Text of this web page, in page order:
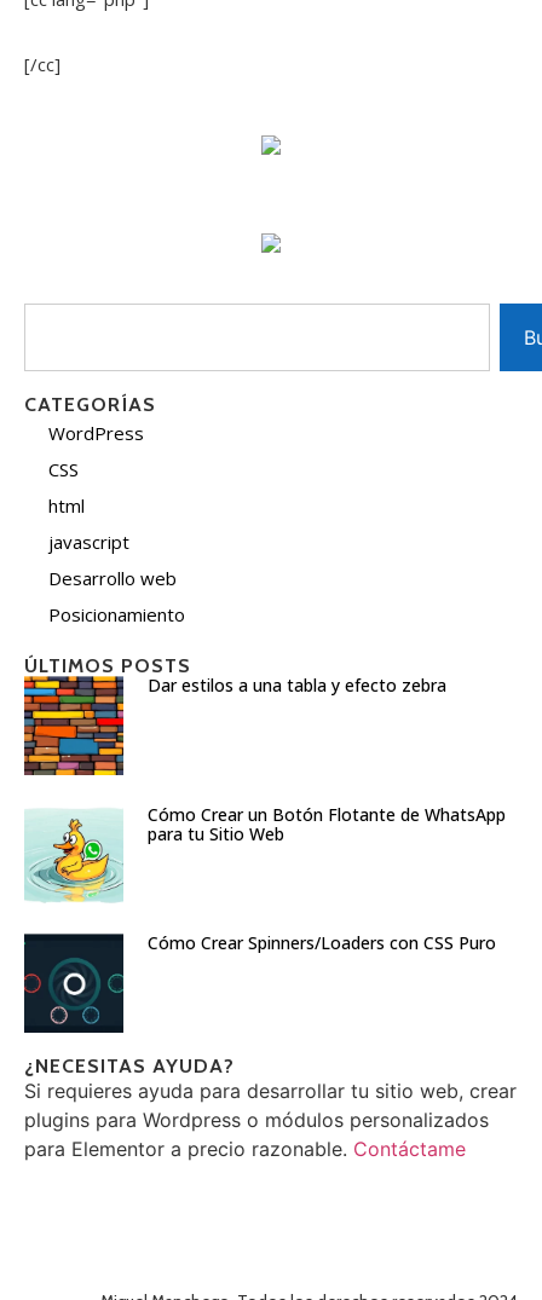
[/cc]
CATEGORÍAS
WordPress
CSS
html
javascript
Desarrollo web
Posicionamiento
ÚLTIMOS POSTS
Dar estilos a una tabla y efecto zebra
Cómo Crear un Botón Flotante de WhatsApp
para tu Sitio Web
Cómo Crear Spinners/Loaders con CSS Puro
¿NECESITAS AYUDA?
Si requieres ayuda para desarrollar tu sitio web, crear
plugins para Wordpress o módulos personalizados
para Elementor a precio razonable. Contáctame